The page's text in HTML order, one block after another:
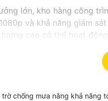
lớn, kho hàng công
và khả năng giám
cao có thể hoạt
chống mưa nắng khả